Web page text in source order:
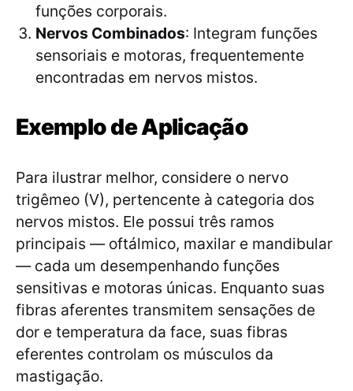
funções corporais.
Nervos Combinados: Integram funções
sensoriais e motoras, frequentemente
encontradas em nervos mistos.
Exemplo de Aplicação
Para ilustrar melhor, considere o nervo
trigêmeo (V), pertencente à categoria dos
nervos mistos. Ele possui três ramos
principais — oftálmico, maxilar e mandibular
— cada um desempenhando funções
sensitivas e motoras únicas. Enquanto suas
fibras aferentes transmitem sensações de
dor e temperatura da face, suas fibras
eferentes controlam os músculos da
mastigação.